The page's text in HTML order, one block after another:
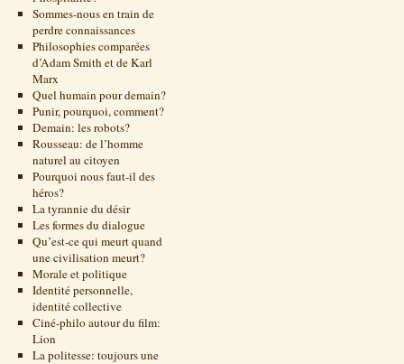
Sommes-nous en train de
perdre connaissances
Philosophies comparées
d’Adam Smith et de Karl
Marx
Quel humain pour demain?
Punir, pourquoi, comment?
Demain: les robots?
Rousseau: de l’homme
naturel au citoyen
Pourquoi nous faut-il des
héros?
La tyrannie du désir
Les formes du dialogue
Qu’est-ce qui meurt quand
une civilisation meurt?
Morale et politique
Identité personnelle,
identité collective
Ciné-philo autour du film:
Lion
La politesse: toujours une